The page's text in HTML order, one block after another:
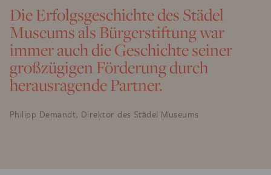
Die Erfolgsgeschichte des Städel
Museums als Bürgerstiftung war
immer auch die Geschichte seiner
großzügigen Förderung durch
herausragende Partner.
Philipp Demandt, Direktor des Städel Museums